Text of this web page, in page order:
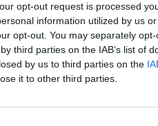
opt-out request is processed
information utilized by us
opt-out. You may separately
third parties on the IAB’s list of
by us to third parties on the
it to other third parties.
internetas“ gavo
– tai 44 proc.